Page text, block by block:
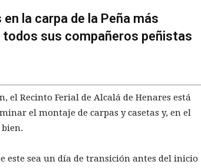
la carpa de la Peña más
todos sus compañeros peñistas
el Recinto Ferial de Alcalá de Henares está
el montaje de carpas y casetas y, en el
este sea un día de transición antes del inicio